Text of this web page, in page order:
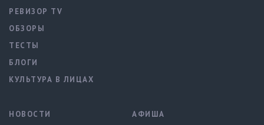
РЕВИЗОР TV
ОБЗОРЫ
ТЕСТЫ
БЛОГИ
КУЛЬТУРА В ЛИЦАХ
НОВОСТИ
АФИША